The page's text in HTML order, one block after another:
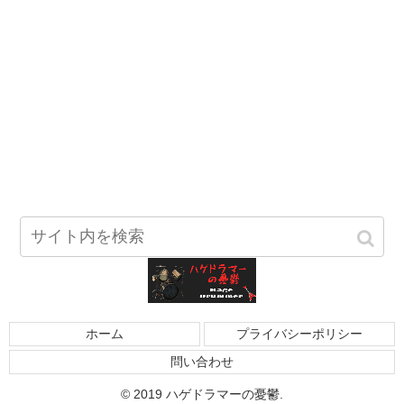
ホーム
プライバシーポリシー
問い合わせ
© 2019 ハゲドラマーの憂鬱.